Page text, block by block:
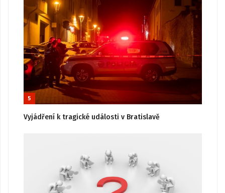
5
Vyjádření k tragické události v Bratislavě